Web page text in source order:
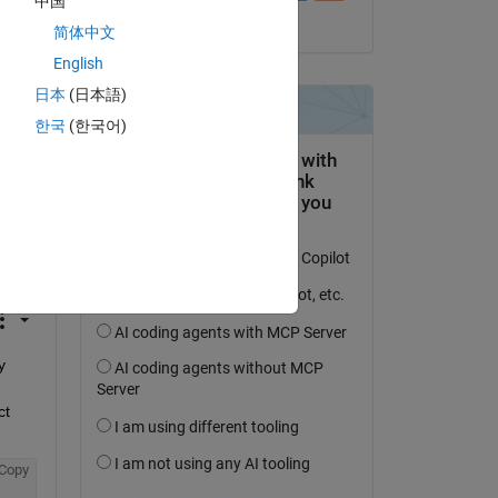
Copy
简体中文
English
日本 (日本語)
한국 (한국어)